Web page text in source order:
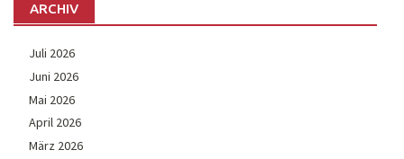
ARCHIV
Juli 2026
Juni 2026
Mai 2026
April 2026
März 2026